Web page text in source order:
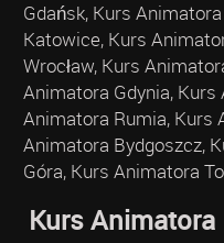
Gdańsk, Kurs
Katowice, Kurs
Wrocław, Kurs
Animatora Gdynia,
Animatora Rumia, Kurs
Animatora Bydgoszcz,
Góra, Kurs Animatora
Kurs Animatora